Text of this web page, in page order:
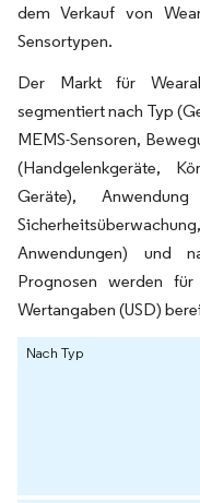
dem Verkauf von
Sensortypen.
Der Markt für
segmentiert nach Typ
MEMS-Sensoren,
(Handgelenkgeräte,
Geräte),
Anwendungen) und
Prognosen werden
Wertangaben (USD)
Nach Typ